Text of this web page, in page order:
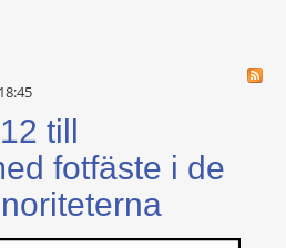
till
fotfäste i de